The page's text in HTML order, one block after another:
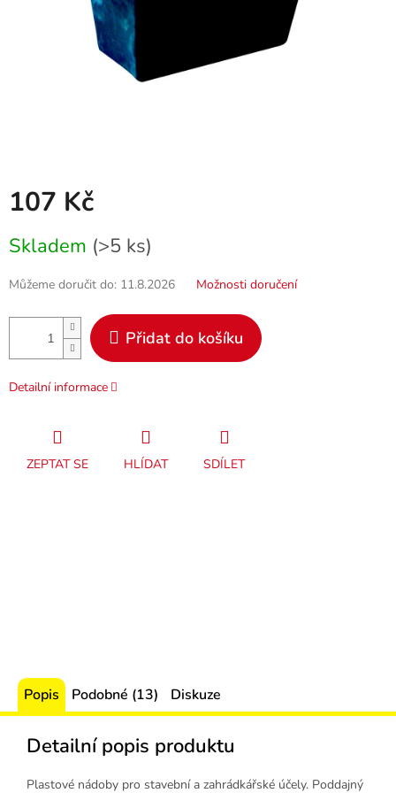
107 Kč
cena:
Skladem (>5 ks)
Můžeme doručit do: 11.8.2026 Možnosti doručení
Přidat do košíku
Detailní informace
ZEPTAT SE HLÍDAT SDÍLET
Popis Podobné (13) Diskuze
Detailní popis produktu
Plastové nádoby pro stavební a zahrádkářské účely. Poddajný